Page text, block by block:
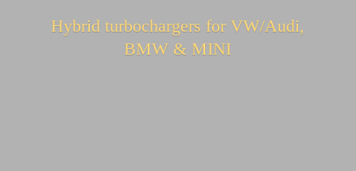
Hybrid turbochargers for VW/Audi,
BMW & MINI